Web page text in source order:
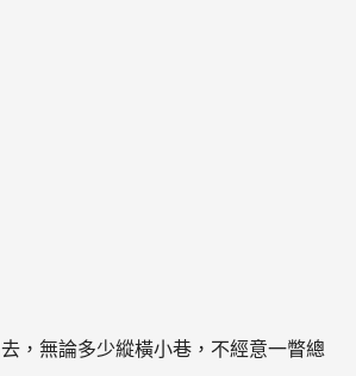
，無論多少縱橫小巷，不經意一瞥總